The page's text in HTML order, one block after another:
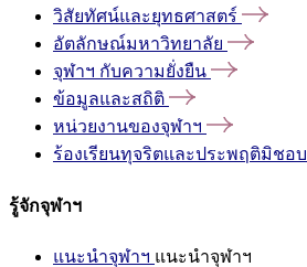
วิสัยทัศน์และยุทธศาสตร์
อัตลักษณ์มหาวิทยาลัย
จุฬาฯ กับความยั่งยืน
ข้อมูลและสถิติ
หน่วยงานของจุฬาฯ
ร้องเรียนทุจริตและประพฤติมิชอบ
รู้จักจุฬาฯ
แนะนำจุฬาฯ แนะนำจุฬาฯ